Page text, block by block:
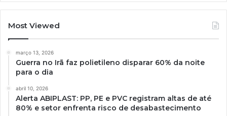
Most Viewed
março 13, 2026
Guerra no Irã faz polietileno disparar 60% da noite
para o dia
abril 10, 2026
Alerta ABIPLAST: PP, PE e PVC registram altas de até
80% e setor enfrenta risco de desabastecimento